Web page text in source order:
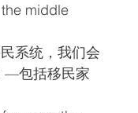
middle
系统，我们会
—包括移民家